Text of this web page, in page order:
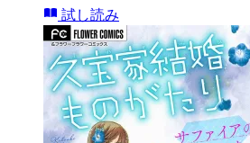
試し読み